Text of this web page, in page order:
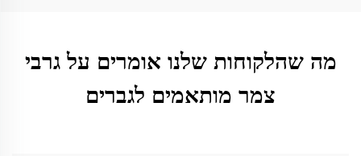
מה שהלקוחות שלנו אומרים על גרבי
צמר מותאמים לגברים